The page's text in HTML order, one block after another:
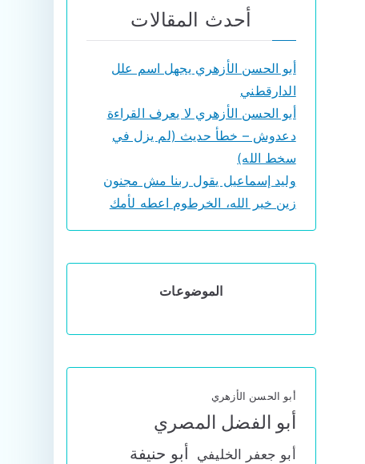
أحدث المقالات
أبو الحسن الأزهري يجهل اسم علل
الدارقطني
أبو الحسن الأزهري لا يعرف القراءة
دعدوش – خطأ حديث (لم يزل في
سخط الله)
وليد إسماعيل يقول ربنا مش مجنون
زين خير الله، الخرطوم اعطه لأمك
الموضوعات
أبو الحسن الأزهري
أبو الفضل المصري
أبو جعفر الخليفي أبو حنيفة